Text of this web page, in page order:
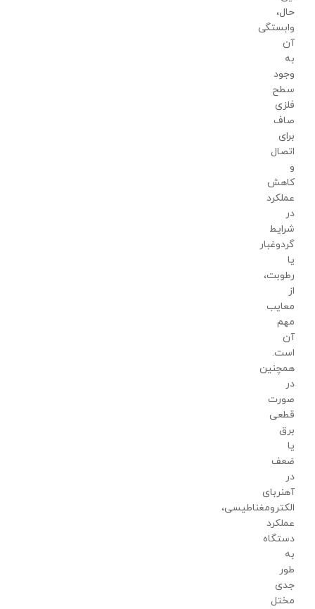
حال،
وابستگی
آن
به
وجود
سطح
فلزی
صاف
برای
اتصال
و
کاهش
عملکرد
در
شرایط
گردوغبار
یا
رطوبت،
از
معایب
مهم
آن
است.
همچنین
در
صورت
قطعی
برق
یا
ضعف
در
آهنربای
الکترومغناطیسی،
عملکرد
دستگاه
به
طور
جدی
مختل